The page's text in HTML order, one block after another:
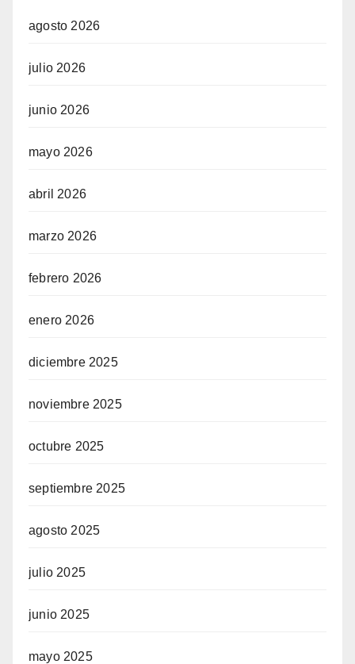
agosto 2026
julio 2026
junio 2026
mayo 2026
abril 2026
marzo 2026
febrero 2026
enero 2026
diciembre 2025
noviembre 2025
octubre 2025
septiembre 2025
agosto 2025
julio 2025
junio 2025
mayo 2025